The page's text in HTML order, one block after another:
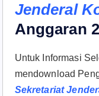
Jenderal
Anggaran
Untuk Informasi
mendownload
Sekretariat